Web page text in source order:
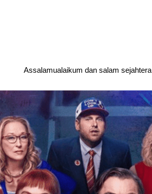
Assalamualaikum dan salam sejahtera